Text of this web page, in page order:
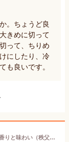
。ちょうど良
きめに切って
って、ちりめ
にしたり、冷
も良いです。
秩父カエデラングドシャ 12枚入 秩父メープルの香りと味わい（秩父のカエデ樹液使用）楓御歳暮 お歳暮 ギフト クリスマス 母の日 父の日 御年賀 埼玉県 樹液 バレンタイン ホワイトデー 秩父 【秩父物産】【出産祝い内祝い】楓 かえで お土産 贈り物におすすめ